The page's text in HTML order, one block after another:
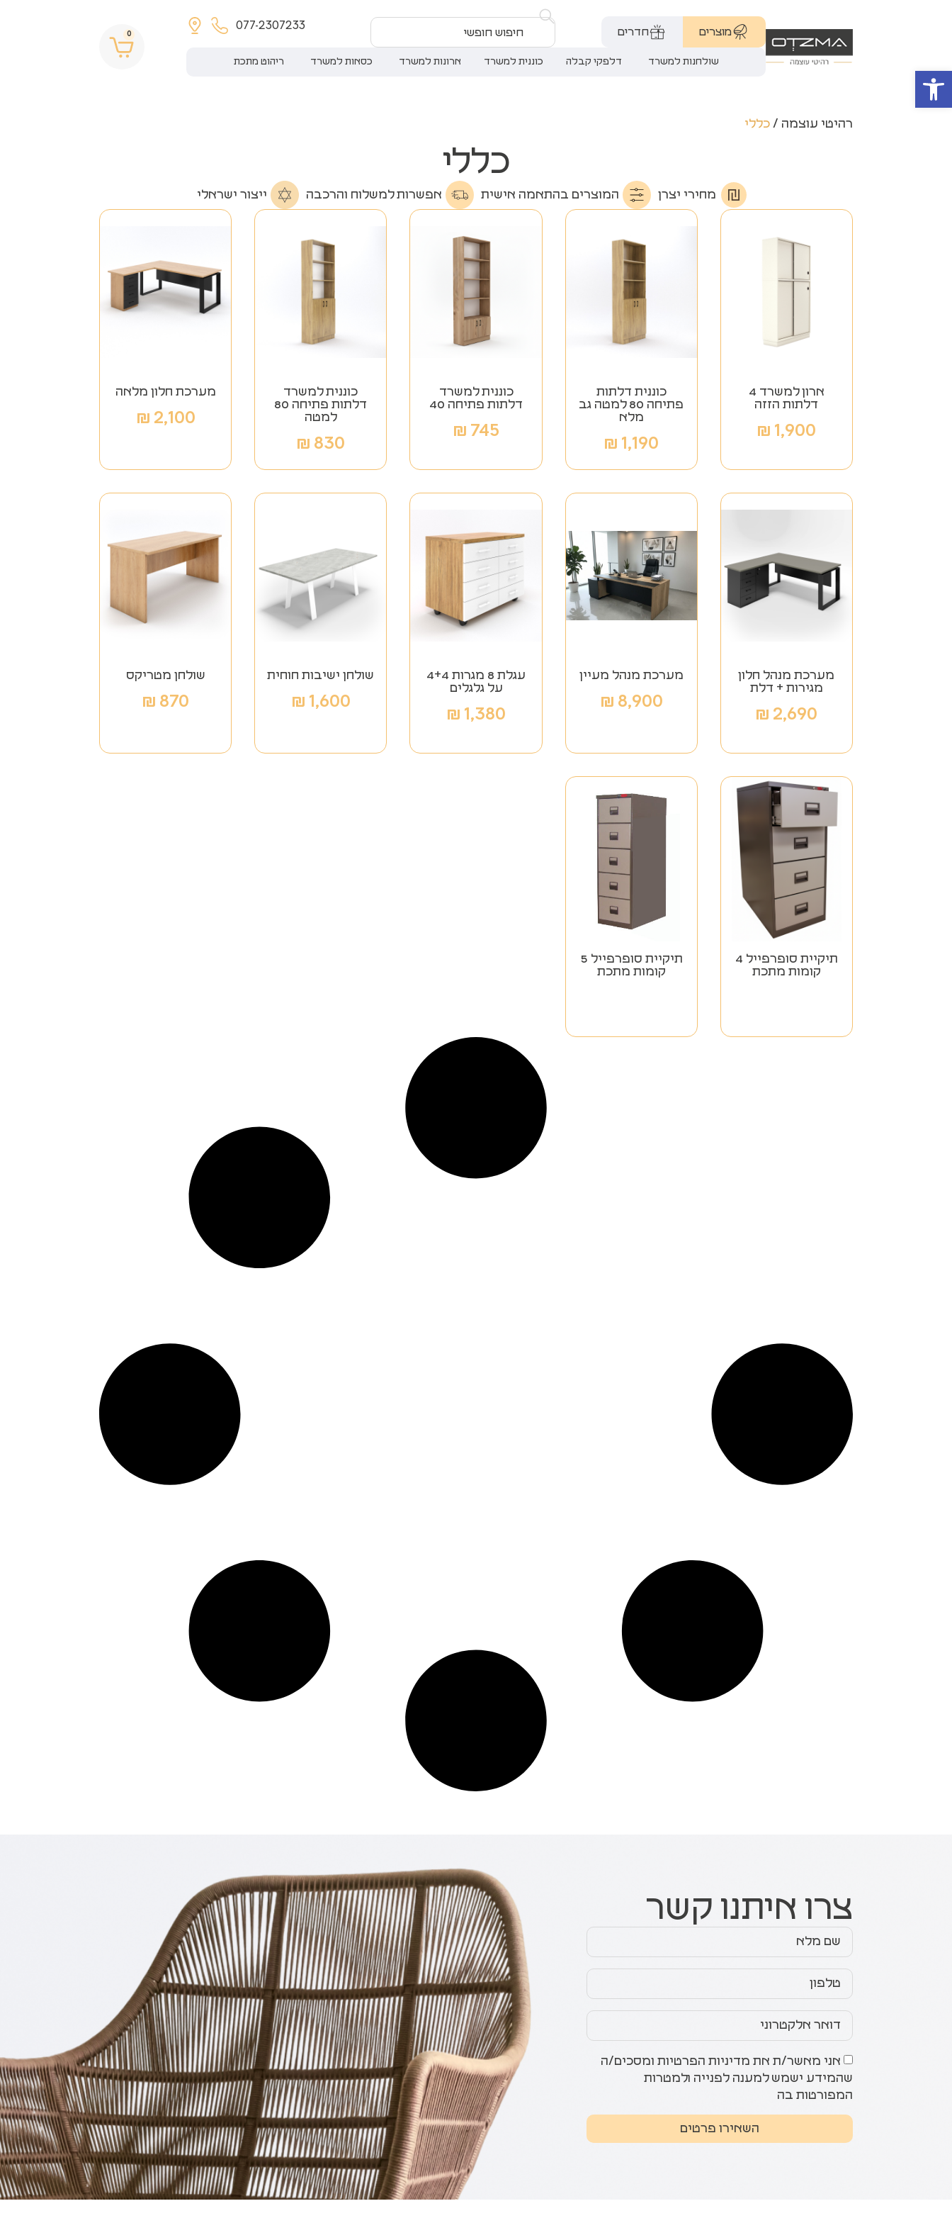
פתח סרגל נגישות
077-2307233
מוצרים חדרים
שולחנות למשרד דלפקי קבלה כוננית למשרד ארונות למשרד כסאות למשרד ריהוט מתכת
0
רהיטי עוצמה / כללי
כללי
מחירי יצרן המוצרים בהתאמה אישית אפשרות למשלוח והרכבה ייצור ישראלי
ארון למשרד 4
דלתות הזזה
1,900
₪
כוננית דלתות
פתיחה 80 למטה גב
מלא
1,190
₪
כוננית למשרד
דלתות פתיחה 40
745
₪
כוננית למשרד
דלתות פתיחה 80
למטה
830
₪
מערכת חלון מלאה
2,100
₪
מערכת מנהל חלון
מגירות + דלת
2,690
₪
מערכת מנהל מעיין
8,900
₪
עגלת 8 מגרות 4+4
על גלגלים
1,380
₪
שולחן ישיבות חוחית
1,600
₪
שולחן מטריקס
870
₪
תיקיית סופרפייל 4
קומות מתכת
תיקיית סופרפייל 5
קומות מתכת
צרו איתנו קשר
אני מאשר/ת את מדיניות הפרטיות ומסכים/ה
שהמידע ישמש למענה לפנייה ולמטרות
המפורטות בה
השאירו פרטים